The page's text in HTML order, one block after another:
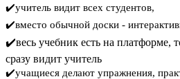
✔️учитель видит всех студентов,
✔️вместо обычной доски -
✔️весь учебник есть на платформе,
сразу видит учитель
✔️учащиеся делают упражнения,